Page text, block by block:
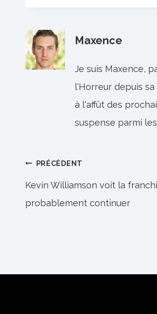
Maxence
Je suis Maxence,
l'Horreur depuis
à l'affût des
suspense parmi
Navigation
de
l’article
PRÉCÉDENT
Kevin Williamson voit la
probablement continuer